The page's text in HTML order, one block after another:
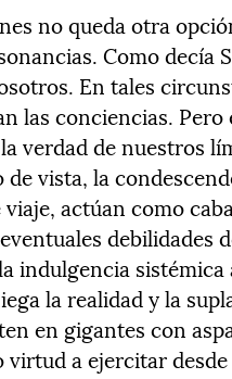
no queda otra
Como decía
En tales
las conciencias.
verdad de nuestros
vista, la
actúan como
debilidades
indulgencia
la realidad y la
en gigantes con
a ejercitar